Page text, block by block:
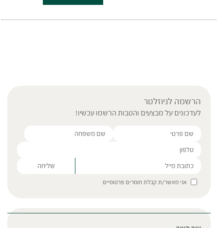
הרשמה לניוזלטר
לעדכונים על מבצעים והטבות הרשמו עכשיו!
Please leave this field empty.
אני מאשר/ת קבלת חומרים פרסומיים